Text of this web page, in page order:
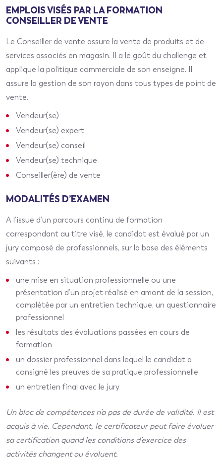
EMPLOIS VISÉS PAR LA FORMATION
CONSEILLER DE VENTE
Le Conseiller de vente assure la vente de produits et de
services associés en magasin. Il a le goût du challenge et
applique la politique commerciale de son enseigne. Il
assure la gestion de son rayon dans tous types de point de
vente.
Vendeur(se)
Vendeur(se) expert
Vendeur(se) conseil
Vendeur(se) technique
Conseiller(ère) de vente
MODALITÉS D’EXAMEN
A l’issue d’un parcours continu de formation
correspondant au titre visé, le candidat est évalué par un
jury composé de professionnels, sur la base des éléments
suivants :
une mise en situation professionnelle ou une
présentation d’un projet réalisé en amont de la session,
complétée par un entretien technique, un questionnaire
professionnel
les résultats des évaluations passées en cours de
formation
un dossier professionnel dans lequel le candidat a
consigné les preuves de sa pratique professionnelle
un entretien final avec le jury
Un bloc de compétences n’a pas de durée de validité. Il est
acquis à vie. Cependant, le certificateur peut faire évoluer
sa certification quand les conditions d’exercice des
activités changent ou évoluent.